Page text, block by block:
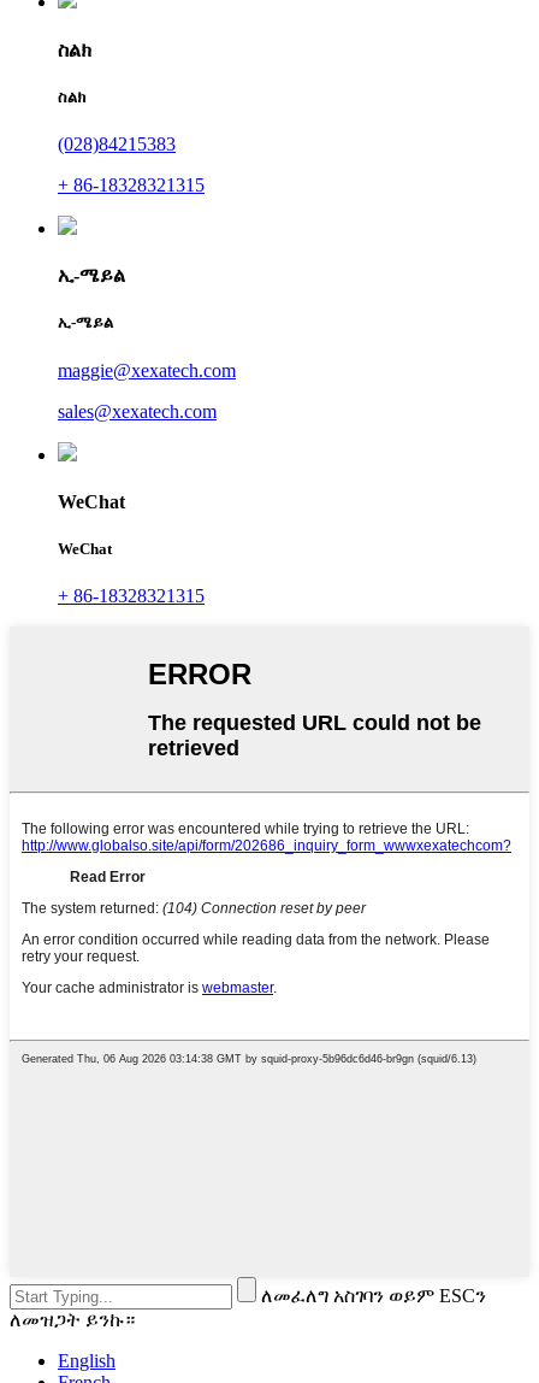
ስልክ
ስልክ
(028)84215383
+ 86-18328321315
ኢ-ሜይል
ኢ-ሜይል
maggie@xexatech.com
sales@xexatech.com
WeChat
WeChat
+ 86-18328321315
ለመፈለግ አስገባን ወይም ESCን
ለመዝጋት ይንኩ።
English